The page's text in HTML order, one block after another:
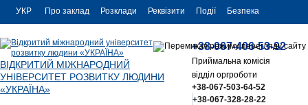
УКР
ENG
Про заклад Розклади Реквізити Події Безпека
ВІДКРИТИЙ МІЖНАРОДНИЙ
УНІВЕРСИТЕТ РОЗВИТКУ ЛЮДИНИ
«УКРАЇНА»
+38-067-406-53-92
Приймальна комісія
відділ оргроботи
+38-067-503-64-52
+38-067-328-28-22